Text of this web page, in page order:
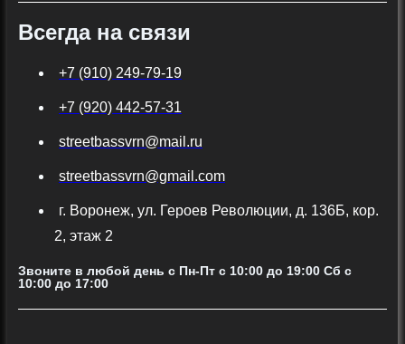
Всегда на связи
+7 (910) 249-79-19
+7 (920) 442-57-31
streetbassvrn@mail.ru
streetbassvrn@gmail.com
г. Воронеж, ул. Героев Революции, д. 136Б, кор.
2, этаж 2
Звоните в любой день с Пн-Пт c 10:00 до 19:00 Сб с
10:00 до 17:00